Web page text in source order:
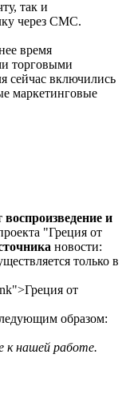
так и
через СМС.
время
торговыми
сейчас включились
маркетинговые
воспроизведение и
"Греция от
новости:
только в
от
образом:
к нашей работе.